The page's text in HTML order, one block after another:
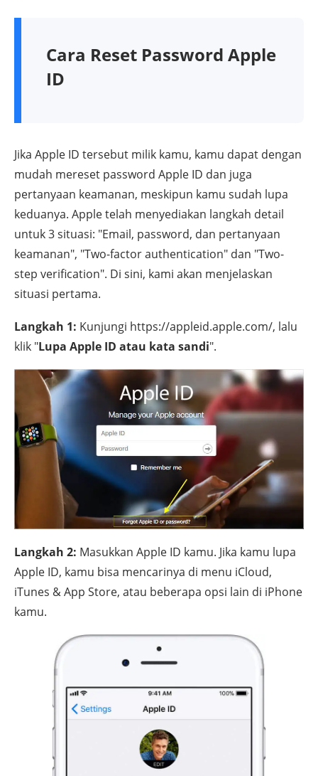
Cara Reset Password Apple
ID
Jika Apple ID tersebut milik kamu, kamu dapat dengan
mudah mereset password Apple ID dan juga
pertanyaan keamanan, meskipun kamu sudah lupa
keduanya. Apple telah menyediakan langkah detail
untuk 3 situasi: "Email, password, dan pertanyaan
keamanan", "Two-factor authentication" dan "Two-
step verification". Di sini, kami akan menjelaskan
situasi pertama.
Langkah 1: Kunjungi https://appleid.apple.com/, lalu
klik "Lupa Apple ID atau kata sandi".
Langkah 2: Masukkan Apple ID kamu. Jika kamu lupa
Apple ID, kamu bisa mencarinya di menu iCloud,
iTunes & App Store, atau beberapa opsi lain di iPhone
kamu.